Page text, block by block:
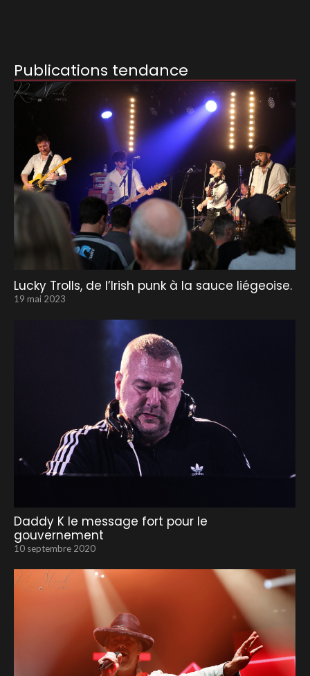
Publications tendance
Lucky Trolls, de l’Irish punk à la sauce liégeoise.
19 mai 2023
Daddy K le message fort pour le
gouvernement
10 septembre 2020